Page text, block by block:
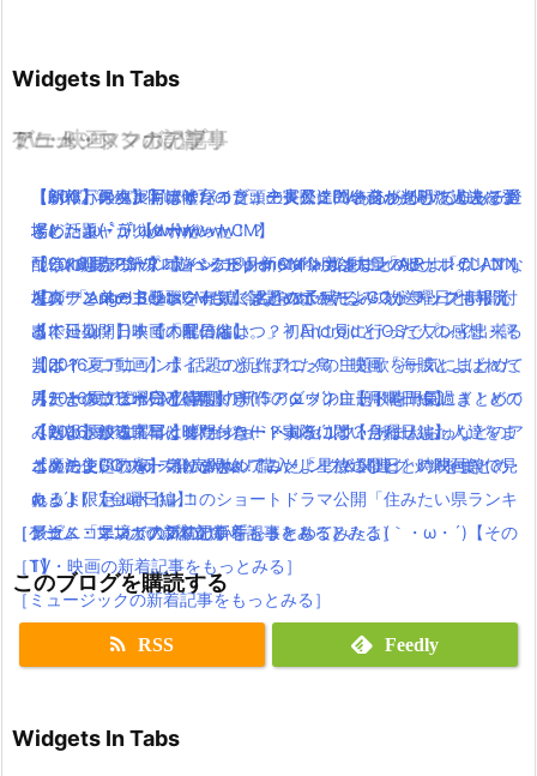
Widgets In Tabs
TV・映画
【パパパのパァ】ポインコ音頭の長尺ミュージックPVでロッチ登
場(｀・ω・´)!【dポイントCM】
【うれしかろー】ポインコ8月新CM今度は大量のヒナポインコ！
堤真一と弟のコラボCMも！今ならぬいぐるみストラップもらえ
る！
【ポインコ動画】ポインコとよばれた鳥！映画「海賊とよばれた
男」とのコラボCM公開！
【朗報】銀魂実写は嘘だった！？実際に問い合わせした人達をま
とめたよ(｀・ω・´)wwww
ネット限定！ポインコのショートドラマ公開「住みたい県ランキ
ング」「県境」の2本立て！
［TV・映画の新着記事をもっとみる］
ゲーム・スマホアプリ
【新作】メタルギアサバイブ、主人公達の名前が判明！過去に登
場したキャラクターだった！？
ついに発売PSVR！遊べるビックタイトルをまとめたよ！
【ダウンロードリンク有り】話題のポケモンGOがマック情報流
出で延期？日本での配信はいつ？！AndroidとiOSでプレイ出来る
よ！
【データコピー完了待ち】FF15のダウンロード時間長過ぎ！どの
くらいかかる？早くダウンロードするには？
ポケモンGOプラス発売開始！購入リンク＆関連グッツをまとめ
たよ！
［ゲーム・スマホアプリの新着記事をもっとみる］
アニメ・マンガの記事
【朗報】銀魂実写は嘘だった！？実際に問い合わせした人達をま
とめたよ(｀・ω・´)wwww
配信×劇場の新プロジェクトplanetarian始動！「AIR」「CLANN
AD」「Angel Beats!」に続く名作の予感！
【本日公開】映画「君の名は。」初日に見に行った人の感想・評
判は？
【2016夏アニソン】話題の新作アニメの主題歌を一気にまとめて
みたよ！放送曜日と時間付き(｀・ω・´)！【月曜日編】
【魔法使いの嫁】オリジナルアニメ「星待つひと」の映画館で見
れるよ(｀・ω・´)！！
［アニメ・マンガの新着記事をもっとみる］
ミュージックの記事
【600万再生】岡崎体育のミュージックPVあるあるがあるある過
ぎと話題( ﾟдﾟ )wwww
【2016夏アニソン】バッテリー・ダンガンロンパ３・レガリアな
どのアニメの主題歌を一気にまとめてみたよ！放送曜日と時間付
き(｀・ω・´)！【木曜日編】
【2016夏アニソン】話題の新作アニメの主題歌を一気にまとめて
みたよ！放送曜日と時間付き(｀・ω・´)！【月曜日編】
【2016夏アニソン】ジョジョ・べルセルク・あまんちゅなどのア
ニメの主題歌を一気にまとめてみたよ！放送曜日と時間付き(｀・
ω・´)！【金曜日編】
最近ニコニコで人気の歌い手をまとめてみたよ(｀・ω・´)【その
1】
［ミュージックの新着記事をもっとみる］
このブログを購読する
RSS Feedly
Widgets In Tabs